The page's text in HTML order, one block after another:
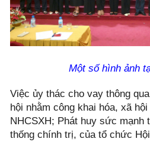
Một số hình ảnh
Việc ủy thác cho vay thông
hội nhằm công khai hóa, xã
NHCSXH; Phát huy sức mạnh
thống chính trị, của tổ chức